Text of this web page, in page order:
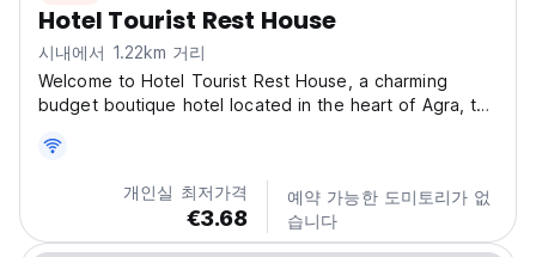
Hotel Tourist Rest House
시내에서 1.22km 거리
Welcome to Hotel Tourist Rest House, a charming
budget boutique hotel located in the heart of Agra, the
welcoming atmosphere, perfect for families and friends
looking for comfortable and affordable
accommodation....개인실 최저가격
€3.68
예약 가능한 도미토리가 없
습니다